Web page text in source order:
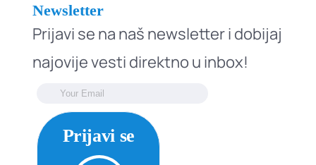
Newsletter
Prijavi se na naš newsletter i dobijaj
najovije vesti direktno u inbox!
Prijavi se